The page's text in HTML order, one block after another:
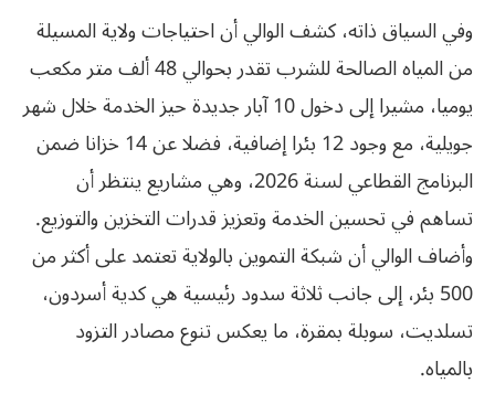
وفي السياق ذاته، كشف الوالي أن احتياجات ولاية المسيلة
من المياه الصالحة للشرب تقدر بحوالي 48 ألف متر مكعب
يوميا، مشيرا إلى دخول 10 آبار جديدة حيز الخدمة خلال شهر
جويلية، مع وجود 12 بئرا إضافية، فضلا عن 14 خزانا ضمن
البرنامج القطاعي لسنة 2026، وهي مشاريع ينتظر أن
تساهم في تحسين الخدمة وتعزيز قدرات التخزين والتوزيع.
وأضاف الوالي أن شبكة التموين بالولاية تعتمد على أكثر من
500 بئر، إلى جانب ثلاثة سدود رئيسية هي كدية أسردون،
تسلديت، سوبلة بمقرة، ما يعكس تنوع مصادر التزود
بالمياه.